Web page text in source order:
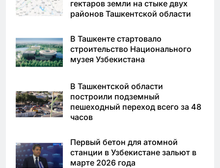
гектаров земли на стыке двух
районов Ташкентской области
В Ташкенте стартовало
строительство Национального
музея Узбекистана
В Ташкентской области
построили подземный
пешеходный переход всего за 48
часов
Первый бетон для атомной
станции в Узбекистане зальют в
марте 2026 года